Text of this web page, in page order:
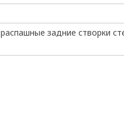
распашные задние створки